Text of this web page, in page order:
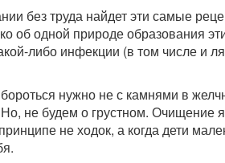
без труда найдет эти самые
об одной природе образования
либо инфекции (в том числе и
нужно не с камнями в
не будем о грустном. Очищение
не ходок, а когда дети